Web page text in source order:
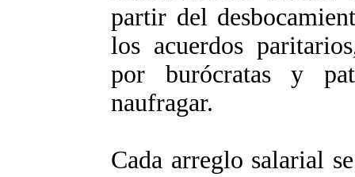
partir del
los acuerdos
por burócratas y
naufragar.
Cada arreglo salarial